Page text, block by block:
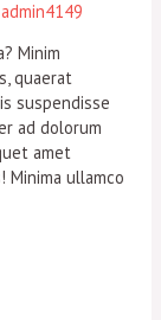
admin4149
Minim
quaerat
suspendisse
ad dolorum
amet
ullamco